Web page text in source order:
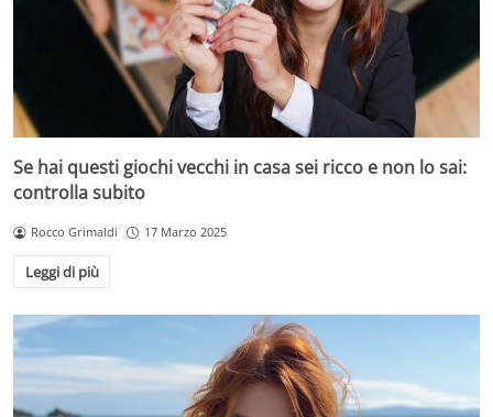
Se hai questi giochi vecchi in casa sei ricco e non lo sai:
controlla subito
Rocco Grimaldi 17 Marzo 2025
Leggi di più